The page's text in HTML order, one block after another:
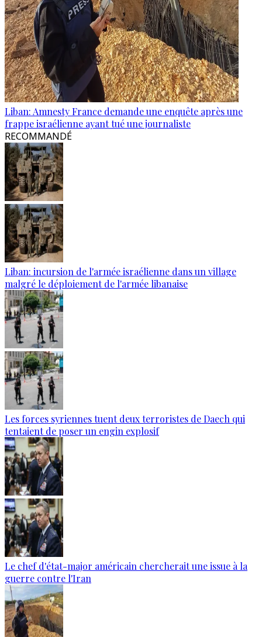
Liban: Amnesty France demande une enquête après une
frappe israélienne ayant tué une journaliste
RECOMMANDÉ
Liban: incursion de l'armée israélienne dans un village
malgré le déploiement de l'armée libanaise
Les forces syriennes tuent deux terroristes de Daech qui
tentaient de poser un engin explosif
Le chef d'état-major américain chercherait une issue à la
guerre contre l'Iran